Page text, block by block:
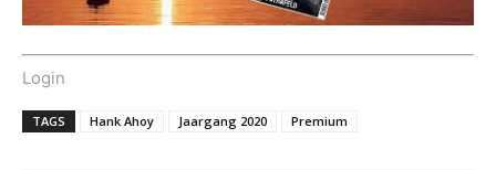
Login
TAGS Hank Ahoy Jaargang 2020 Premium